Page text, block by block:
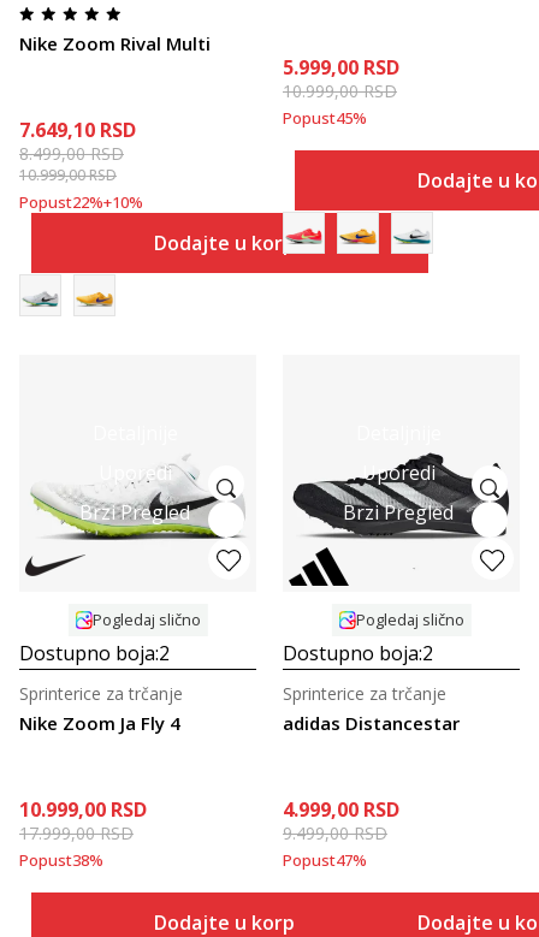
Nike Zoom Rival Multi
7.649,10 RSD
8.499,00RSD
10.999,00RSD
Popust22%+10%
Dodajte u korpu
5.999,00 RSD
10.999,00RSD
Popust45%
Dodajte u
Uporedi
Brzi Pregled
Pogledaj slično
Dostupno boja:2
Nike Zoom Ja Fly 4
Sprinterice za trčanje
10.999,00 RSD
17.999,00RSD
Popust38%
Dodajte u korpu
Uporedi
Brzi Pregled
Pogledaj slično
Dostupno boja:2
adidas Distancestar
Sprinterice za trčanje
4.999,00 RSD
9.499,00RSD
Popust47%
Dodajte u